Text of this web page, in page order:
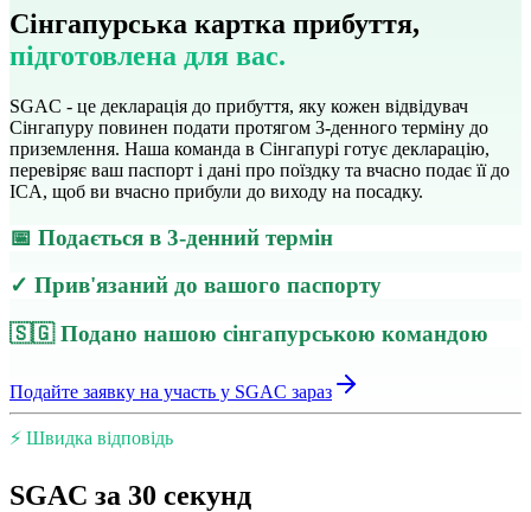
Сінгапурська картка прибуття,
підготовлена для вас.
SGAC - це декларація до прибуття, яку кожен відвідувач
Сінгапуру повинен подати протягом 3-денного терміну до
приземлення. Наша команда в Сінгапурі готує декларацію,
перевіряє ваш паспорт і дані про поїздку та вчасно подає її до
ICA, щоб ви вчасно прибули до виходу на посадку.
📅 Подається в 3-денний термін
✓ Прив'язаний до вашого паспорту
🇸🇬 Подано нашою сінгапурською командою
Подайте заявку на участь у SGAC зараз
⚡ Швидка відповідь
SGAC за 30 секунд